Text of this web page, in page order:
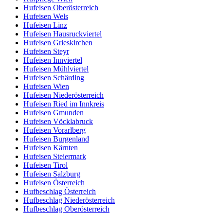
Hufeisen Oberösterreich
Hufeisen Wels
Hufeisen Linz
Hufeisen Hausruckviertel
Hufeisen Grieskirchen
Hufeisen Steyr
Hufeisen Innviertel
Hufeisen Mühlviertel
Hufeisen Schärding
Hufeisen Wien
Hufeisen Niederösterreich
Hufeisen Ried im Innkreis
Hufeisen Gmunden
Hufeisen Vöcklabruck
Hufeisen Vorarlberg
Hufeisen Burgenland
Hufeisen Kärnten
Hufeisen Steiermark
Hufeisen Tirol
Hufeisen Salzburg
Hufeisen Österreich
Hufbeschlag Österreich
Hufbeschlag Niederösterreich
Hufbeschlag Oberösterreich